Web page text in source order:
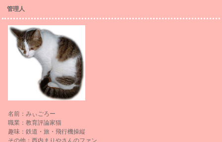
管理人
名前：みぃごろー
職業：教育評論家猫
趣味：鉄道・旅・飛行機操縦